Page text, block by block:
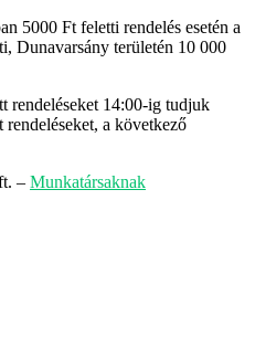
5000 Ft feletti rendelés esetén a
Dunavarsány területén 10 000
rendeléseket 14:00-ig tudjuk
a következő
– Munkatársaknak